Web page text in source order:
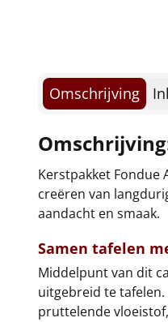
Omschrijving
Kerstpakket Fondue
creëren van
aandacht en smaak.
Samen tafelen
Middelpunt van dit
uitgebreid te
pruttelende